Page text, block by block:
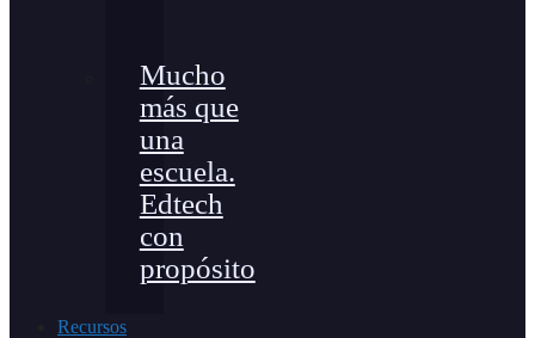
Mucho
más que
una
escuela.
Edtech
con
propósito
Recursos